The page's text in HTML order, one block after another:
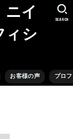
ニイ
ィシ
お客様の声 プロ
SEARCH